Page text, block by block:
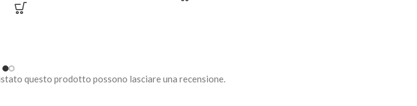
questo prodotto possono lasciare una recensione.